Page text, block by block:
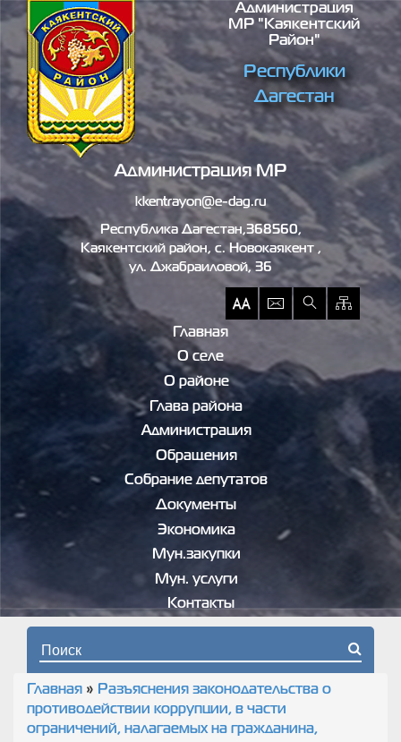
Перейти к основному содержаниюАдминистрация
МР "Каякентский
Район"
Республики
Дагестан
Администрация МР
kkentrayon@e-dag.ru
Республика Дагестан,368560,
Каякентский район, c. Новокаякент ,
ул. Джабраиловой, 36
Главная
О селе
О районе
Глава района
Администрация
Обращения
Собрание депутатов
Документы
Экономика
Мун.закупки
Мун. услуги
Контакты
Форма поиска
Вы здесь
Главная » Разъяснения законодательства о
противодействии коррупции, в части
ограничений, налагаемых на гражданина,